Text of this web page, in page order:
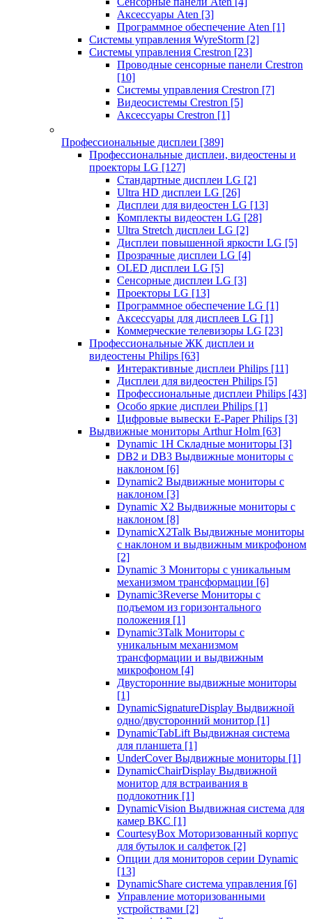
Аксессуары Aten [3]
Программное обеспечение Aten [1]
Системы управления WyreStorm [2]
Системы управления Crestron [23]
Проводные сенсорные панели Crestron
[10]
Системы управления Crestron [7]
Видеосистемы Crestron [5]
Аксессуары Crestron [1]
Профессиональные дисплеи [389]
Профессиональные дисплеи, видеостены и
проекторы LG [127]
Стандартные дисплеи LG [2]
Ultra HD дисплеи LG [26]
Дисплеи для видеостен LG [13]
Комплекты видеостен LG [28]
Ultra Stretch дисплеи LG [2]
Дисплеи повышенной яркости LG [5]
Прозрачные дисплеи LG [4]
OLED дисплеи LG [5]
Сенсорные дисплеи LG [3]
Проекторы LG [13]
Программное обеспечение LG [1]
Аксессуары для дисплеев LG [1]
Коммерческие телевизоры LG [23]
Профессиональные ЖК дисплеи и
видеостены Philips [63]
Интерактивные дисплеи Philips [11]
Дисплеи для видеостен Philips [5]
Профессиональные дисплеи Philips [43]
Особо яркие дисплеи Philips [1]
Цифровые вывески E-Paper Philips [3]
Выдвижные мониторы Arthur Holm [63]
Dynamic 1Н Складные мониторы [3]
DB2 и DB3 Выдвижные мониторы с
наклоном [6]
Dynamic2 Выдвижные мониторы с
наклоном [3]
Dynamic X2 Выдвижные мониторы с
наклоном [8]
DynamicX2Talk Выдвижные мониторы
с наклоном и выдвижным микрофоном
[2]
Dynamic 3 Мониторы с уникальным
механизмом трансформации [6]
Dynamic3Reverse Мониторы с
подъемом из горизонтального
положения [1]
Dynamic3Talk Мониторы с
уникальным механизмом
трансформации и выдвижным
микрофоном [4]
Двусторонние выдвижные мониторы
[1]
DynamicSignatureDisplay Выдвижной
одно/двусторонний монитор [1]
DynamicTabLift Выдвижная система
для планшета [1]
UnderCover Выдвижные мониторы [1]
DynamicChairDisplay Выдвижной
монитор для встраивания в
подлокотник [1]
DynamicVision Выдвижная система для
камер ВКС [1]
CourtesyBox Моторизованный корпус
для бутылок и салфеток [2]
Опции для мониторов серии Dynamic
[13]
DynamicShare система управления [6]
Управление моторизованными
устройствами [2]